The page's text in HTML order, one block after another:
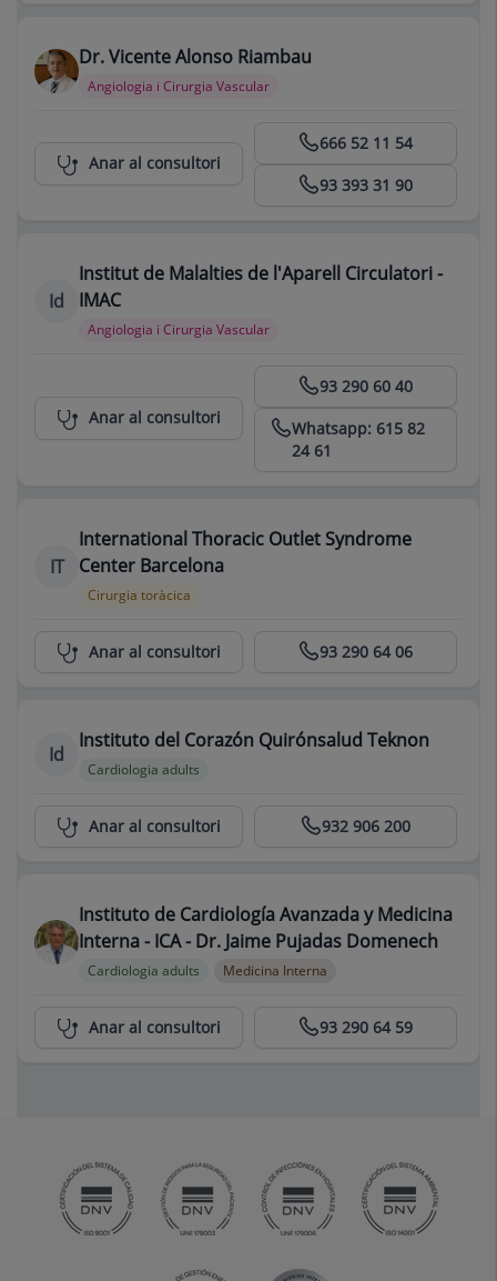
Dr. Vicente Alonso Riambau
Angiologia i Cirurgia Vascular
666 52 11 54
93 393 31 90
Anar al consultori
Id
Institut de Malalties de l'Aparell Circulatori -
IMAC
Angiologia i Cirurgia Vascular
93 290 60 40
Whatsapp: 615 82
24 61
Anar al consultori
IT
International Thoracic Outlet Syndrome
Center Barcelona
Cirurgia toràcica
International Thoracic Outlet Syndrome Center Barcelona
93 290 64 06
Anar al consultori
Id
Instituto del Corazón Quirónsalud Teknon
Cardiologia adults
932 906 200
Anar al consultori
Instituto de Cardiología Avanzada y Medicina
Interna - ICA - Dr. Jaime Pujadas Domenech
Cardiologia adults Medicina Interna
Centro Médico Teknon 93 290 64 59
Anar al consultori